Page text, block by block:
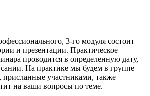
3-го модуля состоит
и презентации. Практическое
проводится в определенную дату,
На практике мы будем в группе
присланные участниками, также
на ваши вопросы по теме.